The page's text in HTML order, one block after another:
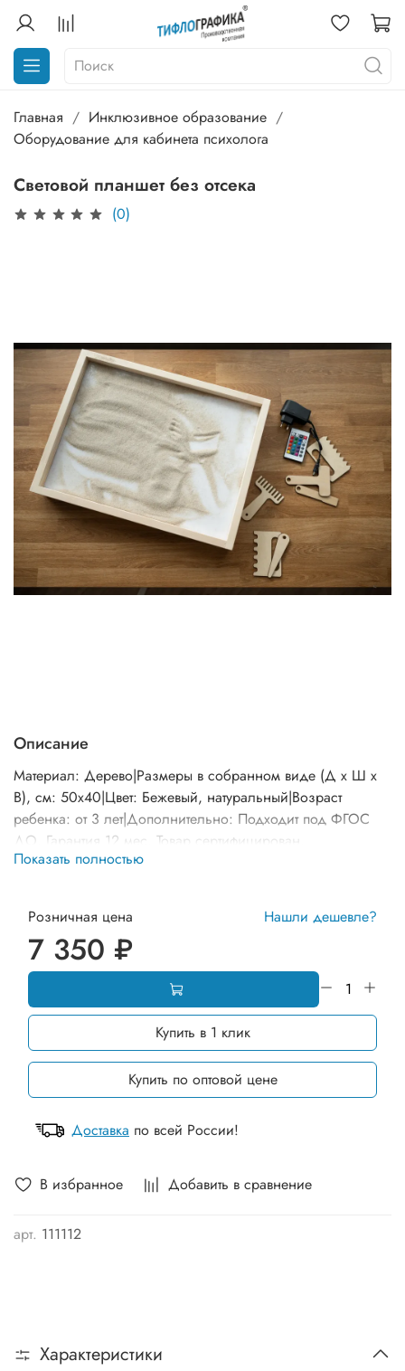
Главная
Инклюзивное образование
Оборудование для кабинета психолога
Световой планшет без отсека
(0)
В избранное Добавить в сравнение
арт. 111112
Описание
Материал: Дерево|Размеры в собранном виде (Д х Ш х
В), см: 50х40|Цвет: Бежевый, натуральный|Возраст
ребенка: от 3 лет|Дополнительно: Подходит под ФГОС
ДО. Гарантия 12 мес. Товар сертифицирован.
Оборудование может отличаться от представленного на
Показать полностью
Розничная цена Нашли дешевле?
7 350 ₽
Купить в 1 клик
Купить по оптовой цене
Доставка по всей России!
Характеристики